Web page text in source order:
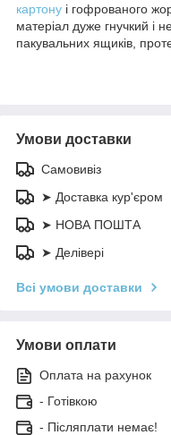
картону і гофрованого
матеріал дуже гнучкий і
пакувальних ящиків,
Умови доставки
Самовивіз
➤ Доставка кур'єром
➤ НОВА ПОШТА
➤ Делівері
Всі умови доставки
Умови оплати
Оплата на рахунок
- Готівкою
- Післяплати немає!